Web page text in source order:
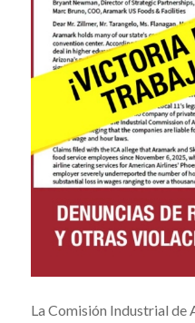
La Comisión Industrial de